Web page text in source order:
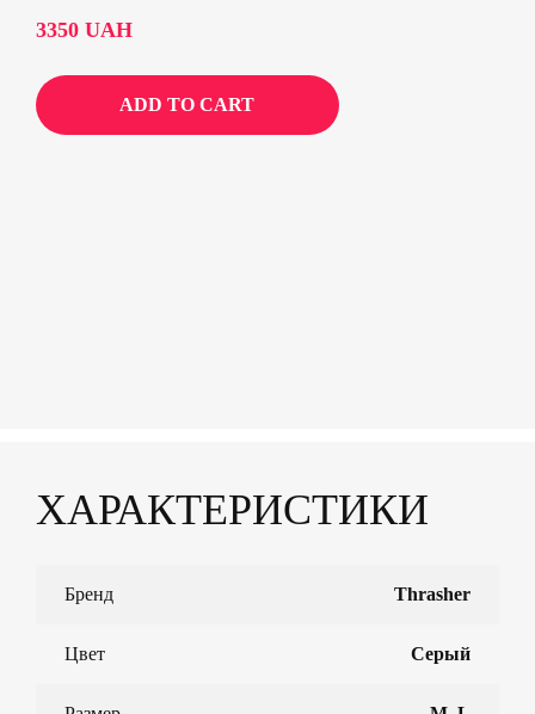
3350 UAH
ADD TO CART
ХАРАКТЕРИСТИКИ
Бренд Thrasher
Цвет Серый